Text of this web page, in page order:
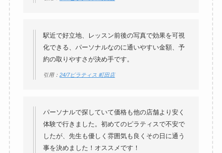
駅近で好立地、レッスン前後の写真で効果を可視
化できる、パーソナルなのに通いやすい金額、予
約の取りやすさが決め手です。
引用：24/7ピラティス 町田店
パーソナルで探していて価格も他の店舗より安く
体験で行きました。初めてのピラティスで不安で
したが、先生も優しく雰囲気も良くその日に通う
事を決めました！オススメです！